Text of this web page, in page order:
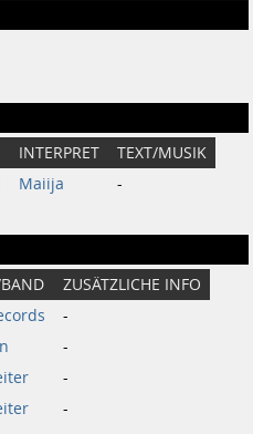
INTERPRET
TEXT/MUSIK
Maiija -
ZUSÄTZLICHE INFO
-
-
-
-